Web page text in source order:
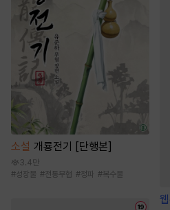
소설 개룡전기 [단행본]
3.4만
#성장물 #전통무협 #정파 #복수물